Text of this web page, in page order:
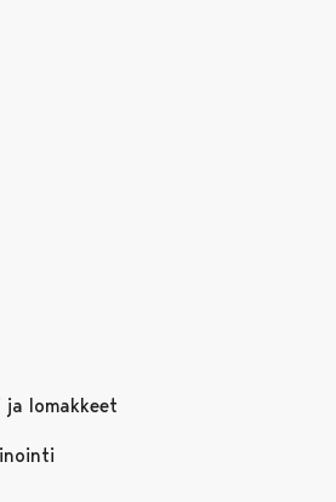
Instagramissa
välilehdessä
Youtubessa
välilehdessä
ja lomakkeet